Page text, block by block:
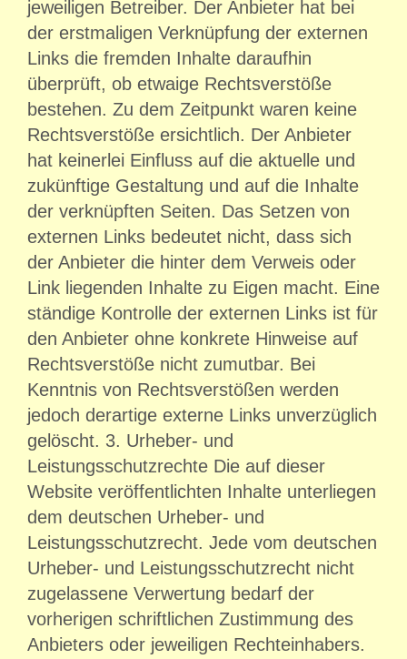
jeweiligen Betreiber. Der Anbieter hat bei
der erstmaligen Verknüpfung der externen
Links die fremden Inhalte daraufhin
überprüft, ob etwaige Rechtsverstöße
bestehen. Zu dem Zeitpunkt waren keine
Rechtsverstöße ersichtlich. Der Anbieter
hat keinerlei Einfluss auf die aktuelle und
zukünftige Gestaltung und auf die Inhalte
der verknüpften Seiten. Das Setzen von
externen Links bedeutet nicht, dass sich
der Anbieter die hinter dem Verweis oder
Link liegenden Inhalte zu Eigen macht. Eine
ständige Kontrolle der externen Links ist für
den Anbieter ohne konkrete Hinweise auf
Rechtsverstöße nicht zumutbar. Bei
Kenntnis von Rechtsverstößen werden
jedoch derartige externe Links unverzüglich
gelöscht. 3. Urheber- und
Leistungsschutzrechte Die auf dieser
Website veröffentlichten Inhalte unterliegen
dem deutschen Urheber- und
Leistungsschutzrecht. Jede vom deutschen
Urheber- und Leistungsschutzrecht nicht
zugelassene Verwertung bedarf der
vorherigen schriftlichen Zustimmung des
Anbieters oder jeweiligen Rechteinhabers.